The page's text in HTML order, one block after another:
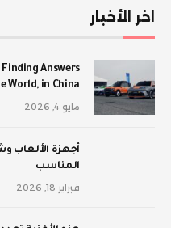
اخر الأخبار
Answers
World, in China
مايو 4, 2026
أجهزة الألعاب
المناسب
فبراير 18, 2026